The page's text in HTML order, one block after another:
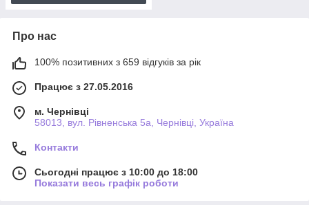
Про нас
100% позитивних з 659 відгуків за рік
Працює з 27.05.2016
м. Чернівці
58013, вул. Рівненська 5а, Чернівці, Україна
Контакти
Сьогодні працює з 10:00 до 18:00
Показати весь графік роботи